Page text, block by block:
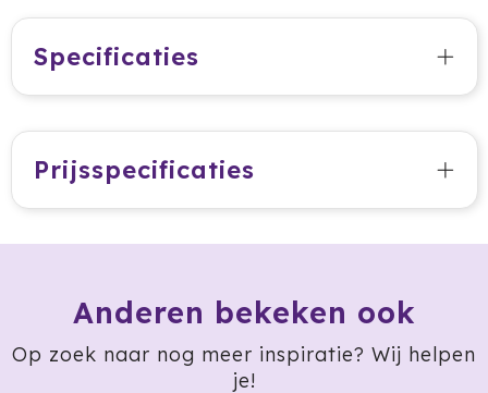
Fruit Of The Loom
Grundig
Halfar
HappyGlass
Herschel
Igloo
Specificaties
Prijsspecificaties
Anderen bekeken ook
Op zoek naar nog meer inspiratie? Wij helpen
je!